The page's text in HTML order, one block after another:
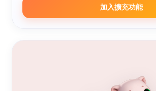
加入擴充功能